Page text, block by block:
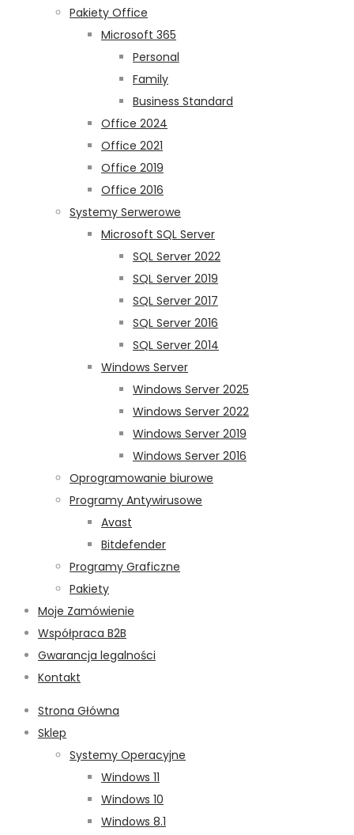
Pakiety Office
Microsoft 365
Personal
Family
Business Standard
Office 2024
Office 2021
Office 2019
Office 2016
Systemy Serwerowe
Microsoft SQL Server
SQL Server 2022
SQL Server 2019
SQL Server 2017
SQL Server 2016
SQL Server 2014
Windows Server
Windows Server 2025
Windows Server 2022
Windows Server 2019
Windows Server 2016
Oprogramowanie biurowe
Programy Antywirusowe
Avast
Bitdefender
Programy Graficzne
Pakiety
Moje Zamówienie
Współpraca B2B
Gwarancja legalności
Kontakt
Strona Główna
Sklep
Systemy Operacyjne
Windows 11
Windows 10
Windows 8.1